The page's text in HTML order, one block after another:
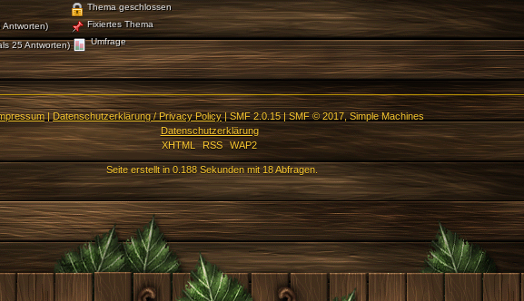
Antworten)
25 Antworten)
Thema geschlossen
Fixiertes Thema
Umfrage
|Datenschutzerklärung / Privacy Policy|SMF 2.0.15|SMF © 2017 ,Simple Machines
Datenschutzerklärung
XHTML
RSS WAP2
Seite erstellt in 0.188 Sekunden mit 18 Abfragen.